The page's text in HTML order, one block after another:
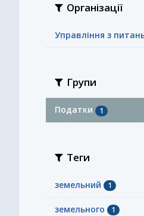
Організації
Управління з
Групи
Податки 1
Теги
земельний 1
земельного 1